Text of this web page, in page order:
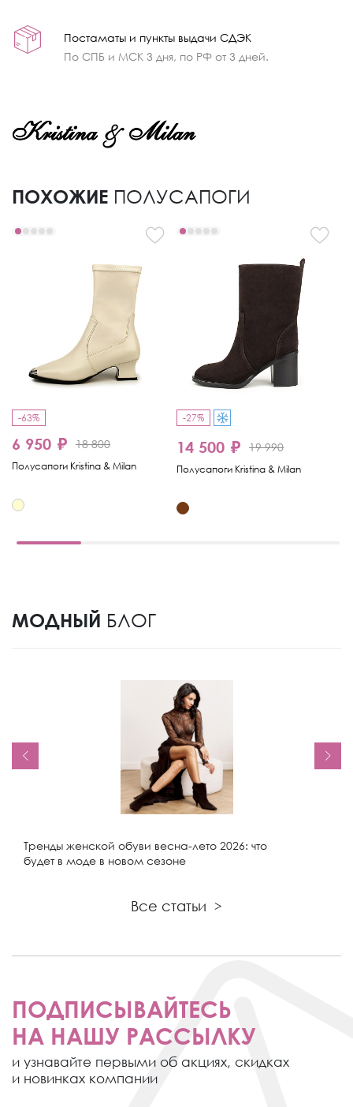
Постаматы и пункты выдачи СДЭК
По СПБ и МСК 3 дня, по РФ от 3 дней.
ПОХОЖИЕ ПОЛУСАПОГИ
-63%
6 950 ₽ 18 800
Полусапоги Kristina & Milan
-27%
14 500 ₽ 19 990
Полусапоги Kristina & Milan
МОДНЫЙ БЛОГ
Тренды женской обуви весна-лето 2026: что
будет в моде в новом сезоне
Все статьи >
ПОДПИСЫВАЙТЕСЬ
НА НАШУ РАССЫЛКУ
и узнавайте первыми об акциях, скидках
и новинках компании